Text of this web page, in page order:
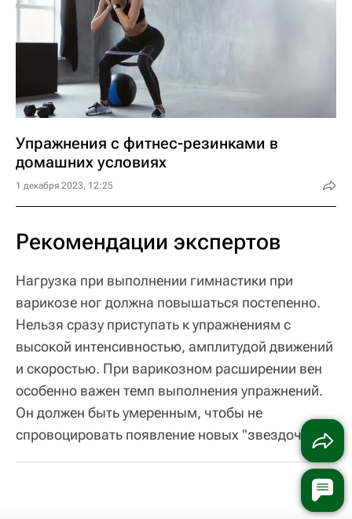
Упражнения с фитнес-резинками в
домашних условиях
1 декабря 2023, 12:25
Рекомендации экспертов
Нагрузка при выполнении гимнастики при
варикозе ног должна повышаться постепенно.
Нельзя сразу приступать к упражнениям с
высокой интенсивностью, амплитудой движений
и скоростью. При варикозном расширении вен
особенно важен темп выполнения упражнений.
Он должен быть умеренным, чтобы не
спровоцировать появление новых "звездочек".